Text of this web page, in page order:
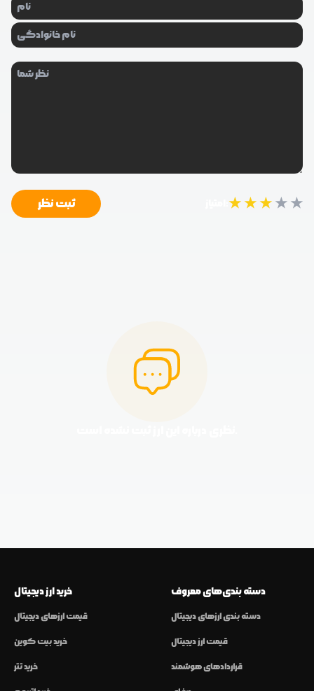
★★★★★ ثبت نظر
خرید ارز دیجیتال
قیمت ارزهای دیجیتال
خرید بیت کوین
خرید تتر
دسته بندی‌های معروف
دسته بندی ارزهای دیجیتال
قیمت ارز دیجیتال
قراردادهای هوشمند